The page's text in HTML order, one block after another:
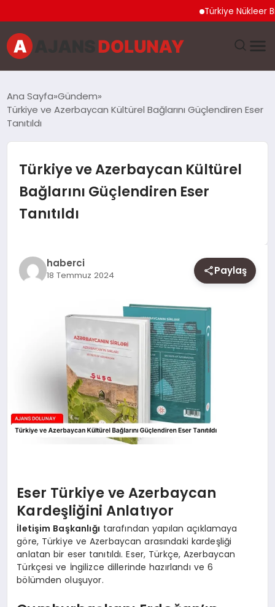
Türkiye Nükleer Bilim
EĞITIM
GÜNCEL
SAĞLIK
Ana Sayfa Gündem
Türkiye ve Azerbaycan Kültürel Bağlarını Güçlendiren Eser
Tanıtıldı
Türkiye ve Azerbaycan Kültürel
Bağlarını Güçlendiren Eser
Tanıtıldı
haberci
18 Temmuz 2024 Paylaş
Eser Türkiye ve Azerbaycan
Kardeşliğini Anlatıyor
İletişim Başkanlığı tarafından yapılan açıklamaya
göre, Türkiye ve Azerbaycan arasındaki kardeşliği
anlatan bir eser tanıtıldı. Eser, Türkçe, Azerbaycan
Türkçesi ve İngilizce dillerinde hazırlandı ve 6
bölümden oluşuyor.